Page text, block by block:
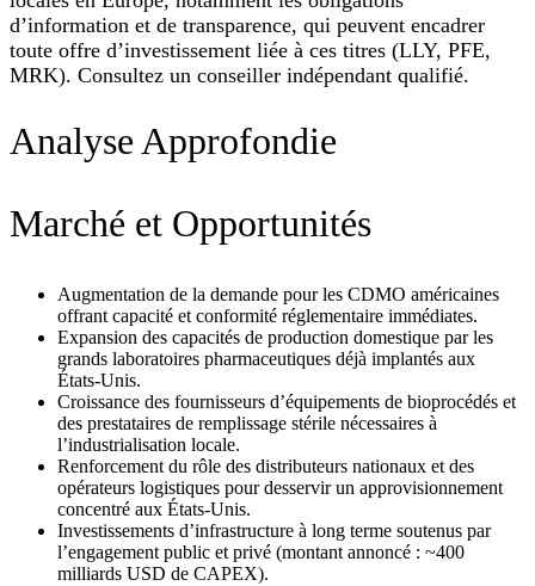
d’information et de transparence, qui peuvent encadrer
toute offre d’investissement liée à ces titres (LLY, PFE,
MRK). Consultez un conseiller indépendant qualifié.
Analyse Approfondie
Marché et Opportunités
Augmentation de la demande pour les CDMO américaines
offrant capacité et conformité réglementaire immédiates.
Expansion des capacités de production domestique par les
grands laboratoires pharmaceutiques déjà implantés aux
États‑Unis.
Croissance des fournisseurs d’équipements de bioprocédés et
des prestataires de remplissage stérile nécessaires à
l’industrialisation locale.
Renforcement du rôle des distributeurs nationaux et des
opérateurs logistiques pour desservir un approvisionnement
concentré aux États‑Unis.
Investissements d’infrastructure à long terme soutenus par
l’engagement public et privé (montant annoncé : ~400
milliards USD de CAPEX).